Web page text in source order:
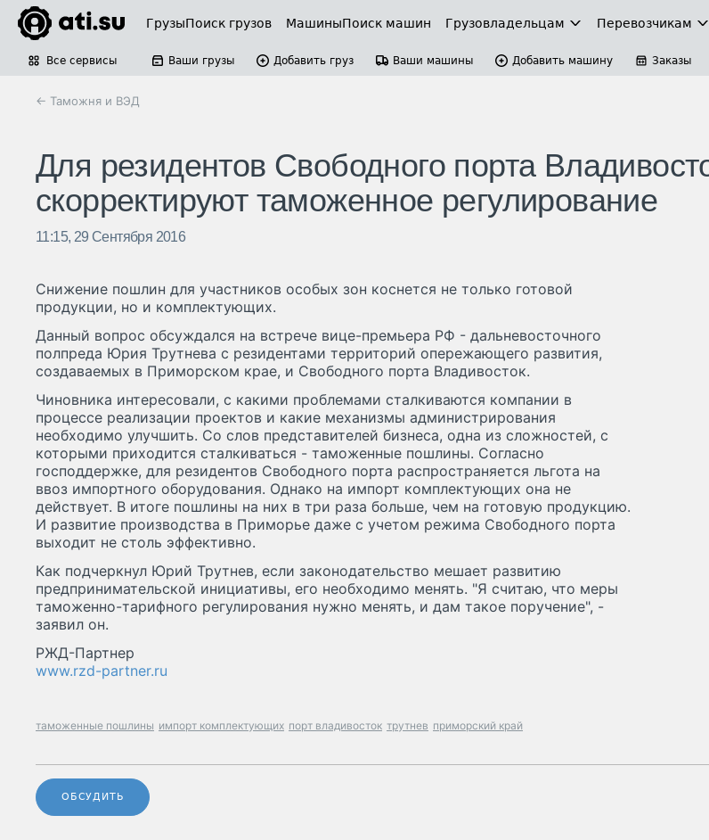
ГрузыПоиск грузов МашиныПоиск машин Грузовладельцам Перевозчикам
Все сервисы Ваши грузы Добавить груз Ваши машины Добавить машину Заказы
← Таможня и ВЭД
Для резидентов Свободного порта
скорректируют таможенное регулирование
11:15, 29 Сентября 2016
Снижение пошлин для участников особых зон коснется не только готовой
продукции, но и комплектующих.
Данный вопрос обсуждался на встрече вице-премьера РФ - дальневосточного
полпреда Юрия Трутнева с резидентами территорий опережающего развития,
создаваемых в Приморском крае, и Свободного порта Владивосток.
Чиновника интересовали, с какими проблемами сталкиваются компании в
процессе реализации проектов и какие механизмы администрирования
необходимо улучшить. Со слов представителей бизнеса, одна из сложностей, с
которыми приходится сталкиваться - таможенные пошлины. Согласно
господдержке, для резидентов Свободного порта распространяется льгота на
ввоз импортного оборудования. Однако на импорт комплектующих она не
действует. В итоге пошлины на них в три раза больше, чем на готовую продукцию.
И развитие производства в Приморье даже с учетом режима Свободного порта
выходит не столь эффективно.
Как подчеркнул Юрий Трутнев, если законодательство мешает развитию
предпринимательской инициативы, его необходимо менять. "Я считаю, что меры
таможенно-тарифного регулирования нужно менять, и дам такое поручение", -
заявил он.
РЖД-Партнер
www.rzd-partner.ru
таможенные пошлины импорт комплектующих порт владивосток трутнев приморский край
ОБСУДИТЬ